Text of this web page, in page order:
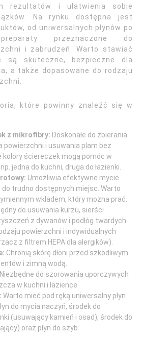
rezultatów i ułatwienia sobie
Na rynku dostępna jest
od uniwersalnych płynów po
przeznaczone do
i zabrudzeń. Warto stawiać
są skuteczne, bezpieczne dla
a także dopasowane do rodzaju
które powinny znaleźć się w
z mikrofibry: Doskonałe do zbierania
powierzchni i usuwania plam bez
kolory ściereczek mogą pomóc w
jedna do kuchni, druga do łazienki.
Umożliwia efektywne mycie
do trudno dostępnych miejsc. Warto
wkładem, który można prać.
do usuwania kurzu, sierści
z dywanów i podłóg twardych.
powierzchni i indywidualnych
z filtrem HEPA dla alergików).
Chronią skórę dłoni przed szkodliwym
i zimną wodą.
Niezbędne do szorowania uporczywych
w kuchni i łazience.
Warto mieć pod ręką uniwersalny płyn
do mycia naczyń, środek do
(usuwający kamień i osad), środek do
oraz płyn do szyb.